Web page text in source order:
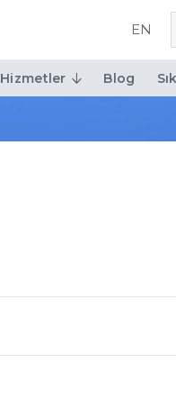
EN
Hizmetler Blog